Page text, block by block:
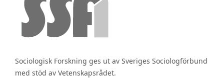
Sociologisk Forskning ges ut av Sveriges Sociologförbund
med stöd av Vetenskapsrådet.